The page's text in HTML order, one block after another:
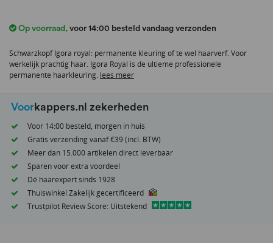
Op voorraad , voor 14:00 besteld vandaag verzonden
Schwarzkopf Igora royal: permanente kleuring of te wel haarverf. Voor
werkelijk prachtig haar. Igora Royal is de ultieme professionele
permanente haarkleuring. lees meer
Voorkappers.nl zekerheden
Voor 14:00 besteld, morgen in huis
Gratis verzending vanaf €39 (incl. BTW)
Meer dan 15.000 artikelen direct leverbaar
Sparen voor extra voordeel
Dé haarexpert sinds 1928
Thuiswinkel Zakelijk gecertificeerd
Trustpilot Review Score: Uitstekend
begin
afbeeldingen-
gallerij